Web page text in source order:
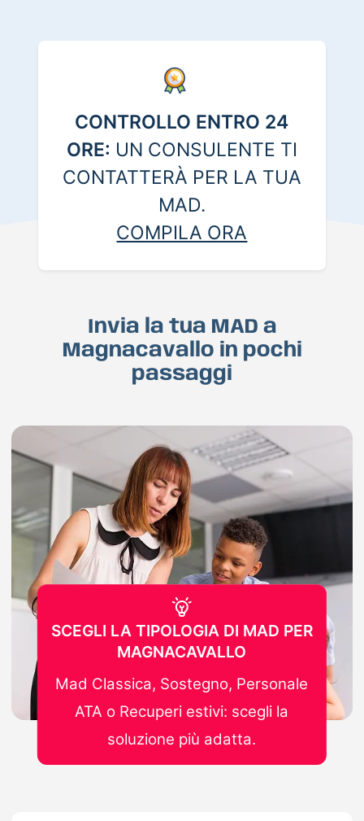
CONTROLLO ENTRO 24
ORE: UN CONSULENTE TI
CONTATTERÀ PER LA TUA
MAD.
COMPILA ORA
Invia la tua MAD a
Magnacavallo in pochi
passaggi
SCEGLI LA TIPOLOGIA DI MAD PER
MAGNACAVALLO
Mad Classica, Sostegno, Personale
ATA o Recuperi estivi: scegli la
soluzione più adatta.